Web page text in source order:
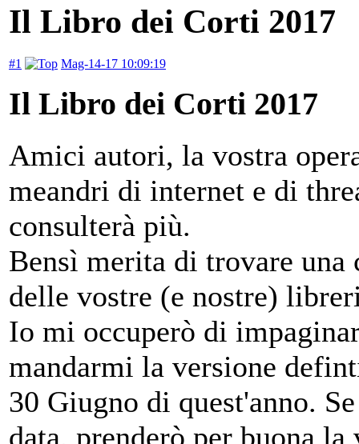
Il Libro dei Corti 2017
#1 Mag-14-17 10:09:19
Il Libro dei Corti 2017
Amici autori, la vostra
meandri di internet e di
consulterà più.
Bensì merita di trovare
delle vostre (e nostre)
Io mi occuperò di
mandarmi la versione
30 Giugno di quest'anno.
data, prenderò per buona